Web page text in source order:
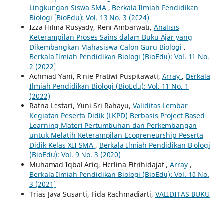
Lingkungan Siswa SMA , Berkala Ilmiah Pendidikan
Biologi (BioEdu): Vol. 13 No. 3 (2024)
Izza Hilma Rusyady, Reni Ambarwati, Analisis
Keterampilan Proses Sains dalam Buku Ajar yang
Dikembangkan Mahasiswa Calon Guru Biologi ,
Berkala Ilmiah Pendidikan Biologi (BioEdu): Vol. 11 No.
2 (2022)
Achmad Yani, Rinie Pratiwi Puspitawati, Array , Berkala
Ilmiah Pendidikan Biologi (BioEdu): Vol. 11 No. 1
(2022)
Ratna Lestari, Yuni Sri Rahayu, Validitas Lembar
Kegiatan Peserta Didik (LKPD) Berbasis Project Based
Learning Materi Pertumbuhan dan Perkembangan
untuk Melatih Keterampilan Ecopreneurship Peserta
Didik Kelas XII SMA , Berkala Ilmiah Pendidikan Biologi
(BioEdu): Vol. 9 No. 3 (2020)
Muhamad Iqbal Ariq, Herlina Fitrihidajati, Array ,
Berkala Ilmiah Pendidikan Biologi (BioEdu): Vol. 10 No.
3 (2021)
Trias Jaya Susanti, Fida Rachmadiarti, VALIDITAS BUKU